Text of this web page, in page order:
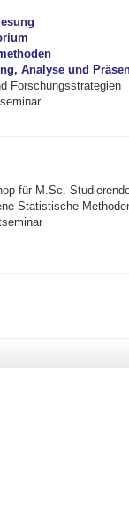
Analyse und
Forschungsstrategien
für M.Sc.-
Statistische